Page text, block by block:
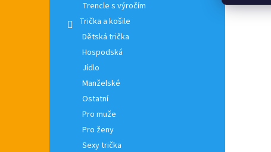
Trencle s výročím
Trička a košile
Dětská trička
Hospodská
Jídlo
Manželské
Ostatní
Pro muže
Pro ženy
Sexy trička